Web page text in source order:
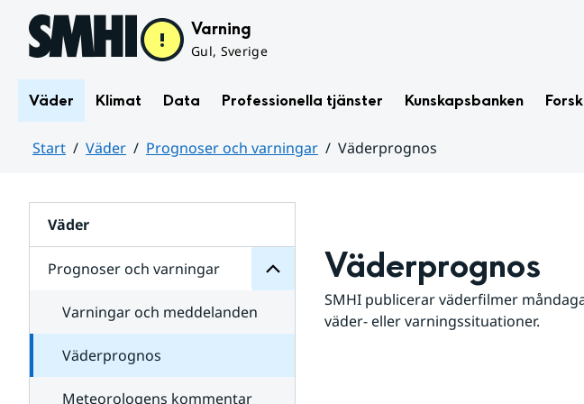
Hoppa till sidans innehåll Varning
Gul, Sverige
Väder Klimat Data Professionella tjänster Kunskapsbanken
Start Väder Prognoser och varningar
Väderprognos
Väder
Prognoser och varningar
för
varningar
Varningar och meddelanden
Väderprognos
Meteorologens kommentar
Väderprognos
SMHI publicerar väderfilmer
väder- eller varningssituationer.